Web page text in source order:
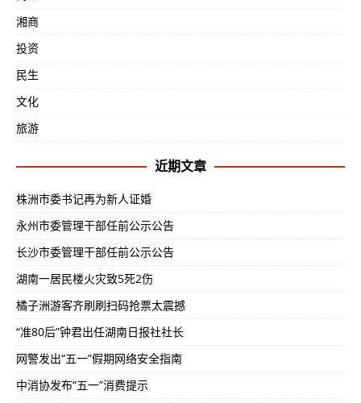
湘商
投资
民生
文化
旅游
近期文章
株洲市委书记再为新人证婚
永州市委管理干部任前公示公告
长沙市委管理干部任前公示公告
湖南一居民楼火灾致5死2伤
橘子洲游客齐刷刷扫码抢票太震撼
“准80后”钟君出任湖南日报社社长
网警发出“五一”假期网络安全指南
中消协发布“五一”消费提示